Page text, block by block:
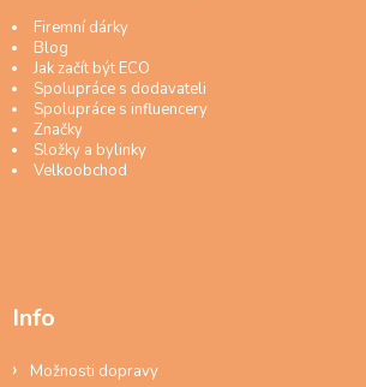
Firemní dárky
Blog
Jak začít být ECO
Spolupráce s dodavateli
Spolupráce s influencery
Značky
Složky a bylinky
Velkoobchod
Info
Možnosti dopravy